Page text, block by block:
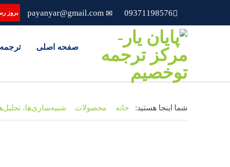
09371198576 بروز
صفحه اصلی
شما اینجا هستید: خانه محصولات شبیه‌سازی‌ها،